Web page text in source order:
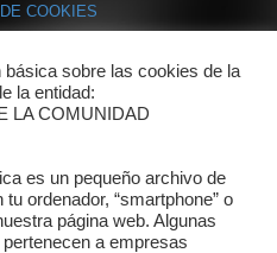
COOKIES
estamos
básica sobre las cookies de la
la entidad:
LA COMUNIDAD
es un pequeño archivo de
ordenador, “smartphone” o
página web. Algunas
a empresas